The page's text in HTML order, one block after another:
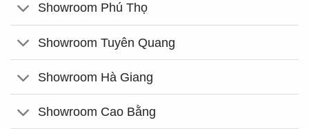
Showroom Phú Thọ
Showroom Tuyên Quang
Showroom Hà Giang
Showroom Cao Bằng